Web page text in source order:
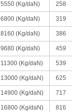
5550 (Kg/daN) 258
6800 (Kg/daN) 319
8160 (Kg/daN) 386
9680 (Kg/daN) 459
11300 (Kg/daN) 539
13000 (Kg/daN) 625
14900 (Kg/daN) 717
16800 (Kg/daN) 816